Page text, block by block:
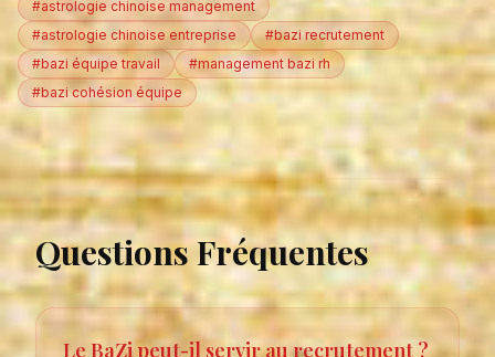
#astrologie chinoise management
#astrologie chinoise entreprise
#bazi recrutement
#bazi équipe travail
#management bazi rh
#bazi cohésion équipe
Questions Fréquentes
Le BaZi peut-il servir au recrutement ?